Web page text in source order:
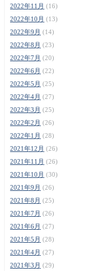
2022年11月 (16)
2022年10月 (13)
2022年9月 (14)
2022年8月 (23)
2022年7月 (20)
2022年6月 (22)
2022年5月 (25)
2022年4月 (27)
2022年3月 (25)
2022年2月 (26)
2022年1月 (28)
2021年12月 (26)
2021年11月 (26)
2021年10月 (30)
2021年9月 (26)
2021年8月 (25)
2021年7月 (26)
2021年6月 (27)
2021年5月 (28)
2021年4月 (27)
2021年3月 (29)